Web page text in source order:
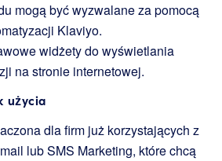
mogą być wyzwalane za pomocą
Klaviyo.
widżety do wyświetlania
na stronie internetowej.
użycia
dla firm już korzystających z
lub SMS Marketing, które chcą